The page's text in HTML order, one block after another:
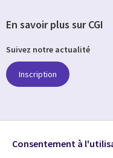
En savoir plus sur CGI
Suivez notre actualité
Inscription
Consentement à